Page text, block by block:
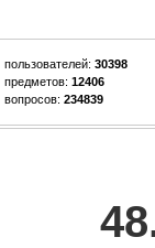
пользователей: 30398
предметов: 12406
вопросов: 234839